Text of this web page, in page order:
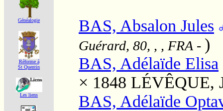
Généalogie
Réforme á
St Quentin
Les liens
BAS, Absalon Jules
Guérard, 80, , , FRA - )
BAS, Adélaïde Elisa
× 1848 LÉVÊQUE,
BAS, Adélaïde